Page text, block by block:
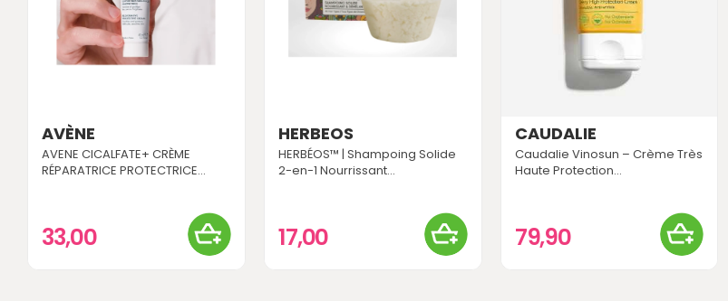
AVÈNE
AVENE CICALFATE+ CRÈME
RÉPARATRICE PROTECTRICE...
33,00
HERBEOS
HERBÉOS™ | Shampoing Solide
2-en-1 Nourrissant...
17,00
CAUDALIE
Caudalie Vinosun – Crème Très
Haute Protection...
79,90